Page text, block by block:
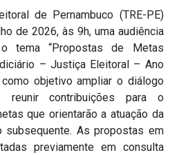
de Pernambuco (TRE-PE)
de 2026, às 9h, uma audiência
tema “Propostas de Metas
– Justiça Eleitoral – Ano
objetivo ampliar o diálogo
contribuições para o
que orientarão a atuação da
subsequente. As propostas em
previamente em consulta